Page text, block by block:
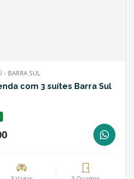
- BARRA SUL
com 3 suítes Barra Sul